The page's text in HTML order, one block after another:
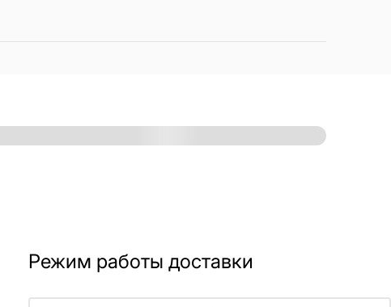
Режим работы доставки